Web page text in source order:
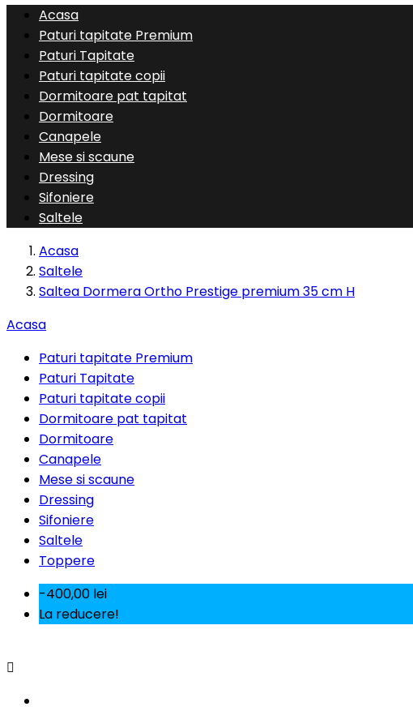
Acasa
Paturi tapitate Premium
Paturi Tapitate
Paturi tapitate copii
Dormitoare pat tapitat
Dormitoare
Canapele
Mese si scaune
Dressing
Sifoniere
Saltele
Acasa
Saltele
Saltea Dormera Ortho Prestige premium 35 cm H
Acasa
Paturi tapitate Premium
Paturi Tapitate
Paturi tapitate copii
Dormitoare pat tapitat
Dormitoare
Canapele
Mese si scaune
Dressing
Sifoniere
Saltele
Toppere
-400,00 lei
La reducere!
